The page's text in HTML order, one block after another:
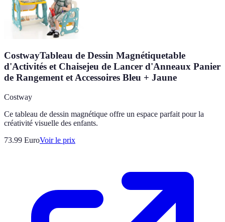
CostwayTableau de Dessin Magnétiquetable
d'Activités et Chaisejeu de Lancer d'Anneaux Panier
de Rangement et Accessoires Bleu + Jaune
Costway
Ce tableau de dessin magnétique offre un espace parfait pour la
créativité visuelle des enfants.
73.99 EuroVoir le prix